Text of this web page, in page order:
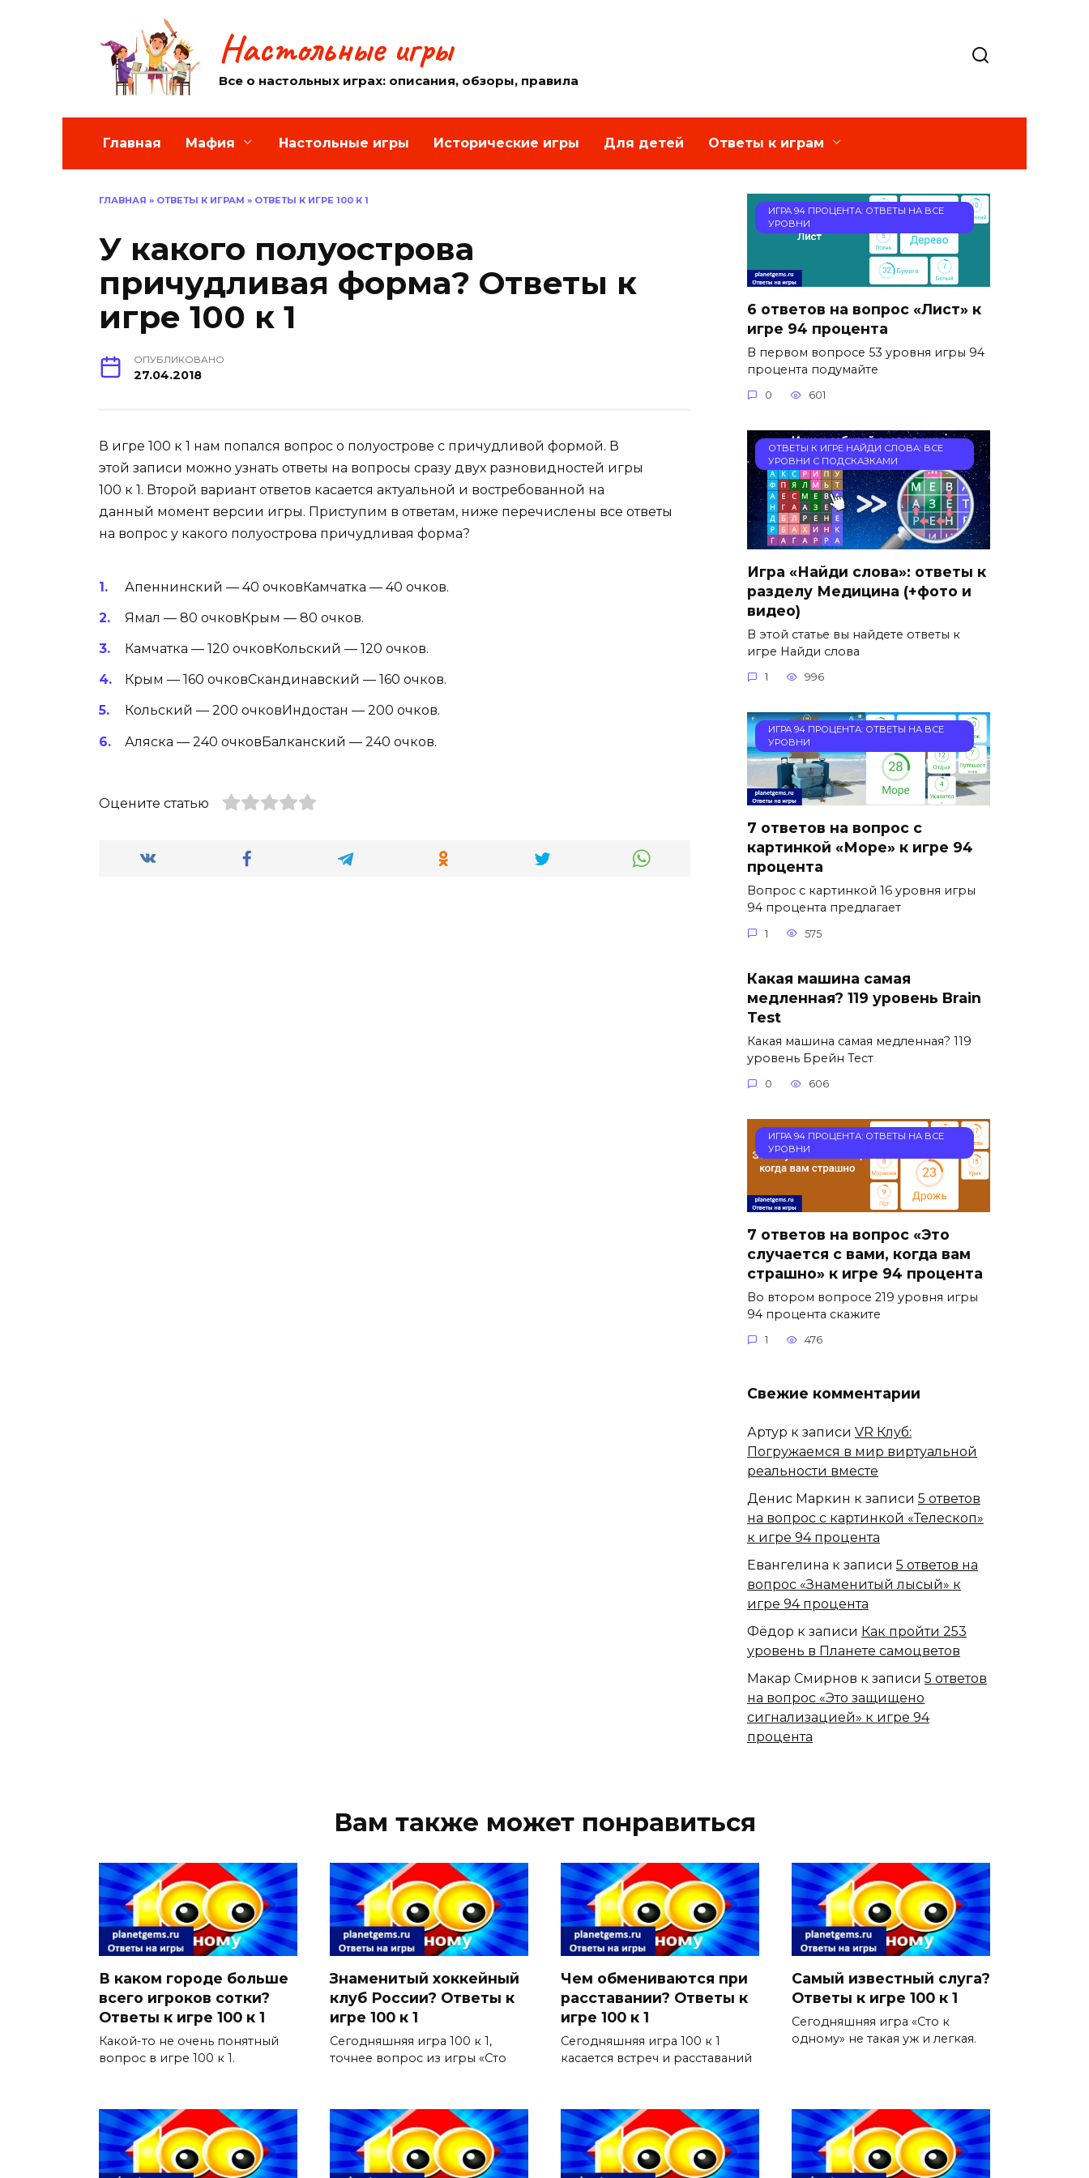
Настольные игры
Все о настольных играх: описания, обзоры, правила
Главная Мафия Настольные игры Исторические игры Для детей Ответы к играм
ГЛАВНАЯ » ОТВЕТЫ К ИГРАМ » ОТВЕТЫ К ИГРЕ 100 К 1
У какого полуострова
причудливая форма? Ответы к
игре 100 к 1
ОПУБЛИКОВАНО
27.04.2018
В игре 100 к 1 нам попался вопрос о полуострове с причудливой формой. В
этой записи можно узнать ответы на вопросы сразу двух разновидностей игры
100 к 1. Второй вариант ответов касается актуальной и востребованной на
данный момент версии игры. Приступим в ответам, ниже перечислены все ответы
на вопрос у какого полуострова причудливая форма?
Апеннинский — 40 очковКамчатка — 40 очков.
Ямал — 80 очковКрым — 80 очков.
Камчатка — 120 очковКольский — 120 очков.
Крым — 160 очковСкандинавский — 160 очков.
Кольский — 200 очковИндостан — 200 очков.
Аляска — 240 очковБалканский — 240 очков.
Оцените статью
ИГРА 94 ПРОЦЕНТА: ОТВЕТЫ НА ВСЕ
УРОВНИ
6 ответов на вопрос «Лист» к
игре 94 процента
В первом вопросе 53 уровня игры 94
процента подумайте
0 601
ОТВЕТЫ К ИГРЕ НАЙДИ СЛОВА: ВСЕ
УРОВНИ С ПОДСКАЗКАМИ
Игра «Найди слова»: ответы к
разделу Медицина (+фото и
видео)
В этой статье вы найдете ответы к
игре Найди слова
1 996
ИГРА 94 ПРОЦЕНТА: ОТВЕТЫ НА ВСЕ
УРОВНИ
7 ответов на вопрос с
картинкой «Море» к игре 94
процента
Вопрос с картинкой 16 уровня игры
94 процента предлагает
1 575
Какая машина самая
медленная? 119 уровень Brain
Test
Какая машина самая медленная? 119
уровень Брейн Тест
0 606
ИГРА 94 ПРОЦЕНТА: ОТВЕТЫ НА ВСЕ
УРОВНИ
7 ответов на вопрос «Это
случается с вами, когда вам
страшно» к игре 94 процента
Во втором вопросе 219 уровня игры
94 процента скажите
1 476
Свежие комментарии
Артур к записи VR Клуб:
Погружаемся в мир виртуальной
реальности вместе
Денис Маркин к записи 5 ответов
на вопрос с картинкой «Телескоп»
к игре 94 процента
Евангелина к записи 5 ответов на
вопрос «Знаменитый лысый» к
игре 94 процента
Фёдор к записи Как пройти 253
уровень в Планете самоцветов
Макар Смирнов к записи 5 ответов
на вопрос «Это защищено
сигнализацией» к игре 94
процента
Вам также может понравиться
В каком городе больше
всего игроков сотки?
Ответы к игре 100 к 1
Какой-то не очень понятный
вопрос в игре 100 к 1.
Знаменитый хоккейный
клуб России? Ответы к
игре 100 к 1
Сегодняшняя игра 100 к 1,
точнее вопрос из игры «Сто
Чем обмениваются при
расставании? Ответы к
игре 100 к 1
Сегодняшняя игра 100 к 1
касается встреч и расставаний
Самый известный слуга?
Ответы к игре 100 к 1
Сегодняшняя игра «Сто к
одному» не такая уж и легкая.